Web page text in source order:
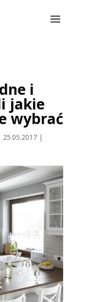
i
jakie
wybrać
25.05.2017|